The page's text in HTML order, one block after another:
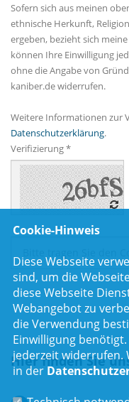
Sofern sich aus meinen
ethnische Herkunft,
ergeben, bezieht sich
können Ihre Einwilligung
ohne die Angabe von
kaniber.de widerrufen.
Weitere Informationen zur
Datenschutzerklärung.
Verifizierung *
Hier finden Sie
Cookie-Hinweis
Diese Webseite
sind, um die
diese Webseite
Webangebot zu
die Verwendung
Einwilligung
jederzeit widerrufen.
in der